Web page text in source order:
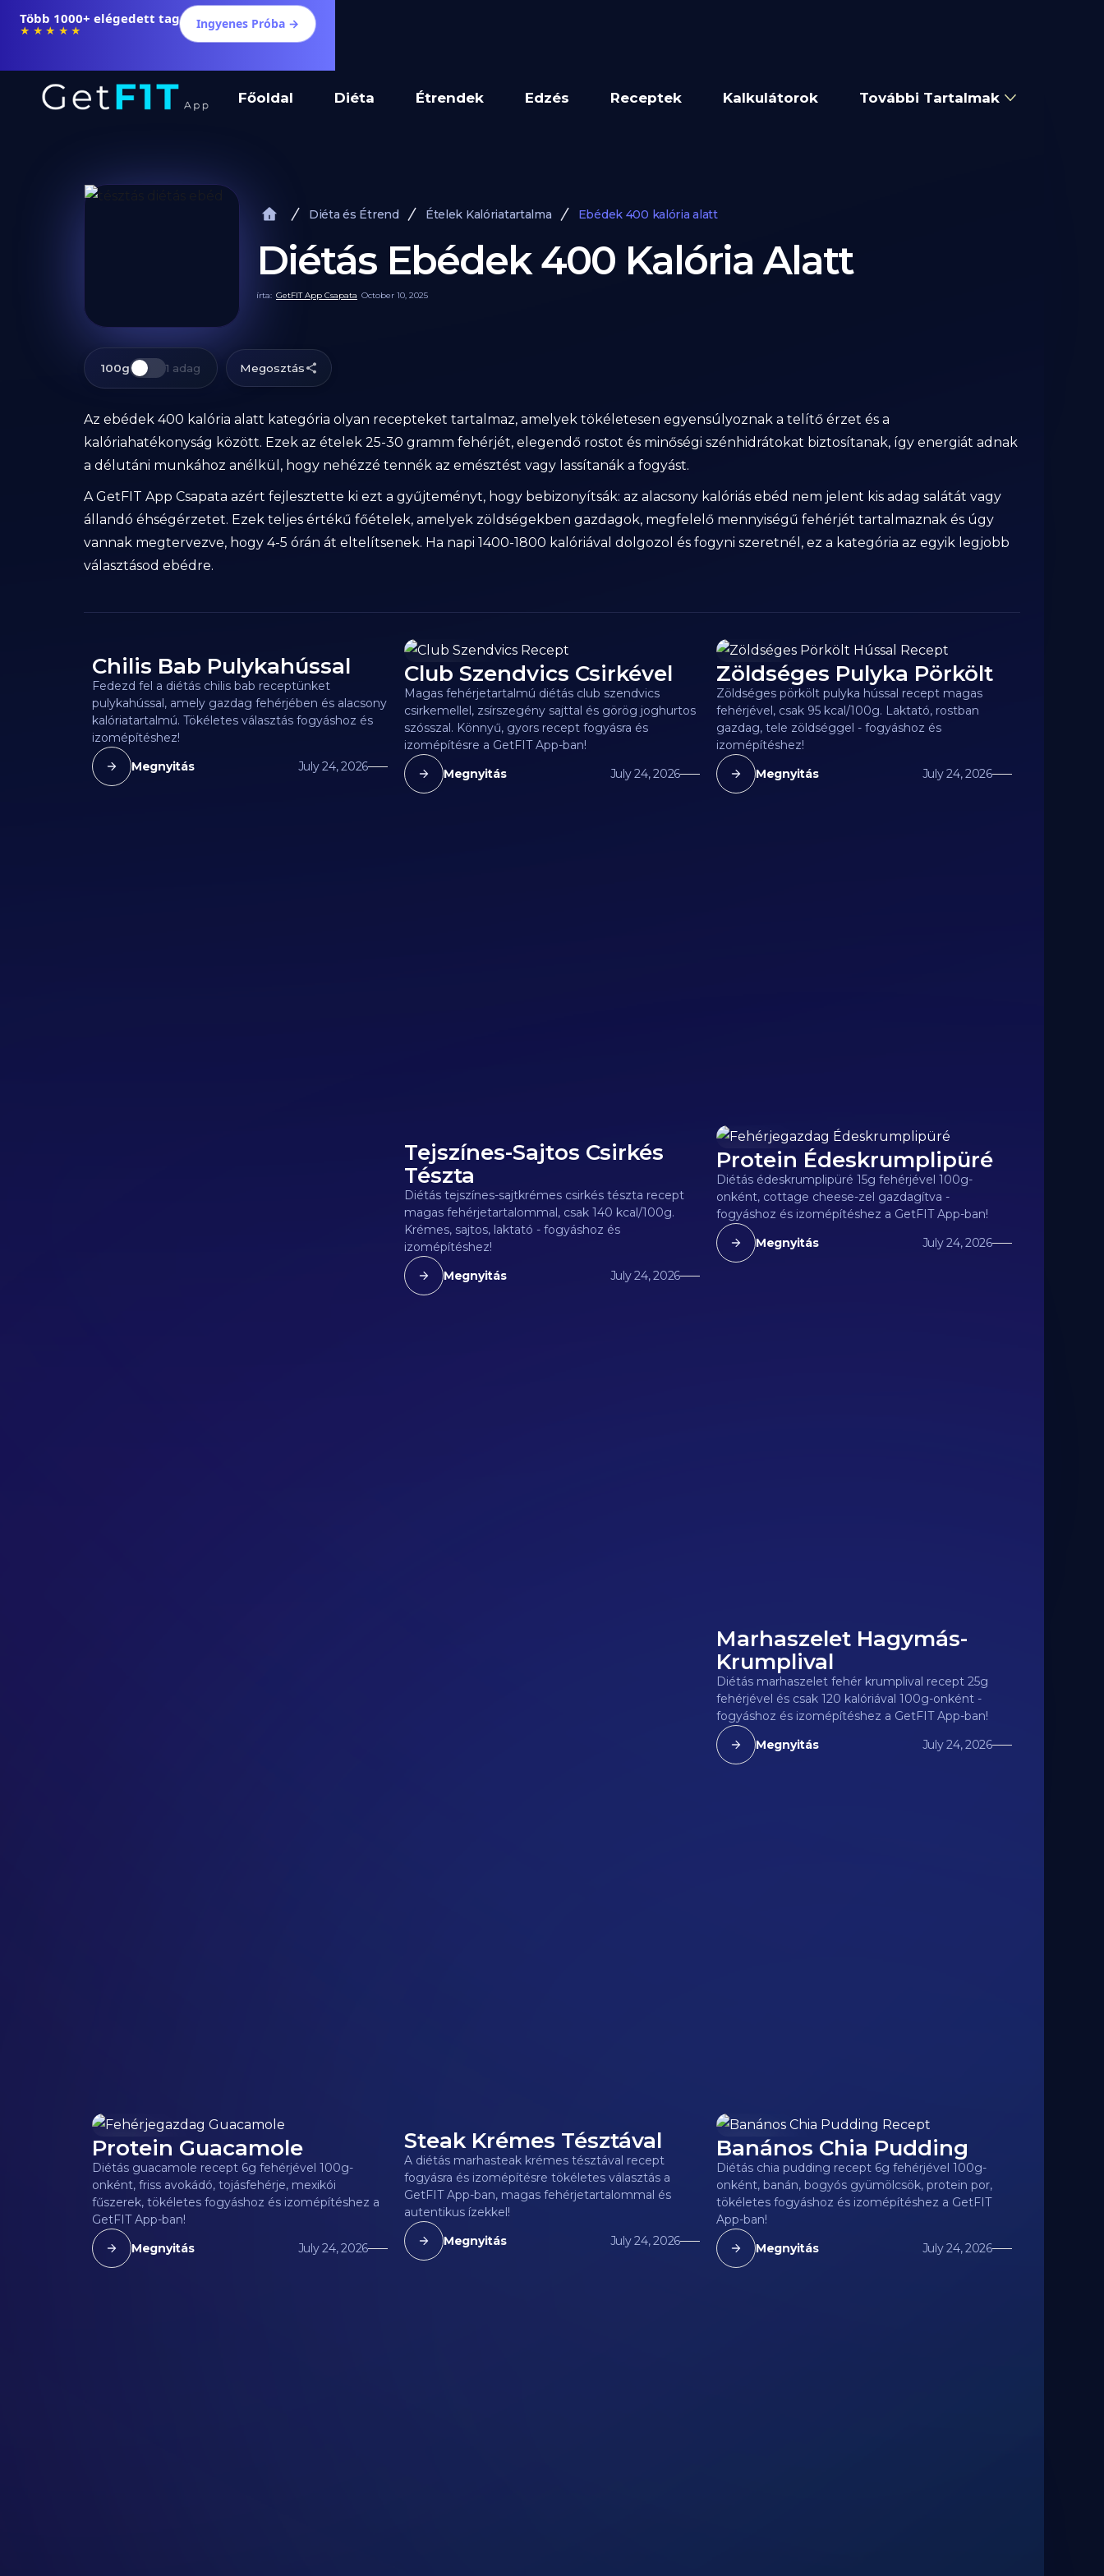
Több 1000+ elégedett tag
★★★★★ Ingyenes Próba →
Főoldal Diéta Étrendek Edzés Receptek Kalkulátorok További Tartalmak
Diéta és Étrend Ételek Kalóriatartalma Ebédek 400 kalória alatt
Diétás Ebédek 400 Kalória Alatt
írta: GetFIT App Csapata October 10, 2025
100g 1 adag Megosztás
Az ebédek 400 kalória alatt kategória olyan recepteket tartalmaz, amelyek tökéletesen egyensúlyoznak a telítő érzet és a
kalóriahatékonyság között. Ezek az ételek 25-30 gramm fehérjét, elegendő rostot és minőségi szénhidrátokat biztosítanak, így energiát adnak
a délutáni munkához anélkül, hogy nehézzé tennék az emésztést vagy lassítanák a fogyást.
A GetFIT App Csapata azért fejlesztette ki ezt a gyűjteményt, hogy bebizonyítsák: az alacsony kalóriás ebéd nem jelent kis adag salátát vagy
állandó éhségérzetet. Ezek teljes értékű főételek, amelyek zöldségekben gazdagok, megfelelő mennyiségű fehérjét tartalmaznak és úgy
vannak megtervezve, hogy 4-5 órán át eltelítsenek. Ha napi 1400-1800 kalóriával dolgozol és fogyni szeretnél, ez a kategória az egyik legjobb
választásod ebédre.
120kcal
Chilis Bab Pulykahússal
Fedezd fel a diétás chilis bab receptünket
pulykahússal, amely gazdag fehérjében és alacsony
kalóriatartalmú. Tökéletes választás fogyáshoz és
izomépítéshez!
Megnyitás
July 24, 2026
163kcal
Club Szendvics Csirkével
Magas fehérjetartalmú diétás club szendvics
csirkemellel, zsírszegény sajttal és görög joghurtos
szósszal. Könnyű, gyors recept fogyásra és
izomépítésre a GetFIT App-ban!
Megnyitás
July 24, 2026
95kcal
Zöldséges Pulyka Pörkölt
Zöldséges pörkölt pulyka hússal recept magas
fehérjével, csak 95 kcal/100g. Laktató, rostban
gazdag, tele zöldséggel - fogyáshoz és
izomépítéshez!
Megnyitás
July 24, 2026
140 kcal
Tejszínes-Sajtos Csirkés
Tészta
Diétás tejszínes-sajtkrémes csirkés tészta recept
magas fehérjetartalommal, csak 140 kcal/100g.
Krémes, sajtos, laktató - fogyáshoz és
izomépítéshez!
Megnyitás
July 24, 2026
95kcal
Protein Édeskrumplipüré
Diétás édeskrumplipüré 15g fehérjével 100g-
onként, cottage cheese-zel gazdagítva -
fogyáshoz és izomépítéshez a GetFIT App-ban!
Megnyitás
July 24, 2026
120kcal
Marhaszelet Hagymás-
Krumplival
Diétás marhaszelet fehér krumplival recept 25g
fehérjével és csak 120 kalóriával 100g-onként -
fogyáshoz és izomépítéshez a GetFIT App-ban!
Megnyitás
July 24, 2026
106kcal
Protein Guacamole
Diétás guacamole recept 6g fehérjével 100g-
onként, friss avokádó, tojásfehérje, mexikói
fűszerek, tökéletes fogyáshoz és izomépítéshez a
GetFIT App-ban!
Megnyitás
July 24, 2026
180kcal
Steak Krémes Tésztával
A diétás marhasteak krémes tésztával recept
fogyásra és izomépítésre tökéletes választás a
GetFIT App-ban, magas fehérjetartalommal és
autentikus ízekkel!
Megnyitás
July 24, 2026
80kcal
Banános Chia Pudding
Diétás chia pudding recept 6g fehérjével 100g-
onként, banán, bogyós gyümölcsök, protein por,
tökéletes fogyáshoz és izomépítéshez a GetFIT
App-ban!
Megnyitás
July 24, 2026